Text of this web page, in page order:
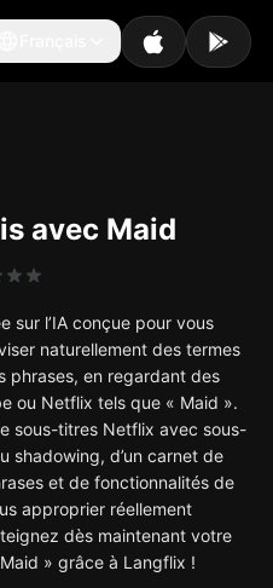
avec Maid
sur l’IA conçue pour vous
naturellement des termes
phrases, en regardant des
ou Netflix tels que « Maid ».
sous-titres Netflix avec sous-
shadowing, d’un carnet de
et de fonctionnalités de
approprier réellement
dès maintenant votre
» grâce à Langflix !